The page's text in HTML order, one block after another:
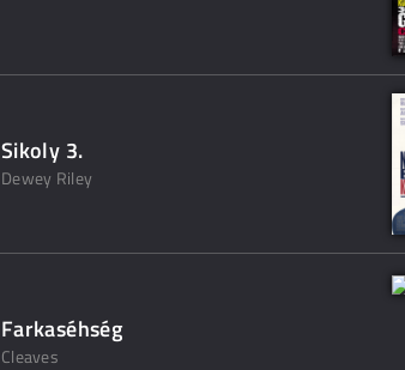
Sikoly 3.
Dewey Riley
Farkaséhség
Cleaves